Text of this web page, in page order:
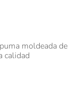
moldeada de
calidad